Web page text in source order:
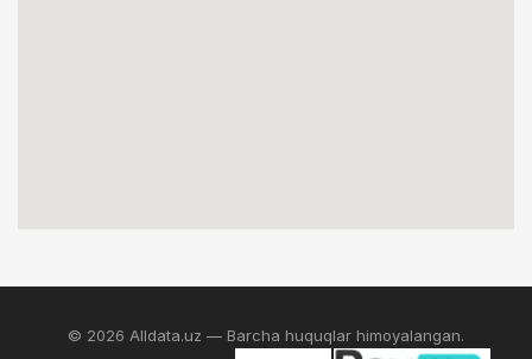
© 2026 Alldata.uz — Barcha huquqlar himoyalangan.